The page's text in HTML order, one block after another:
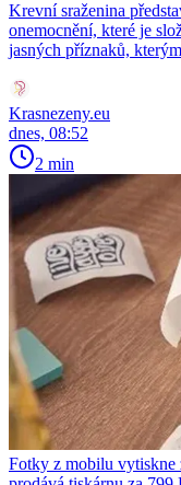
Krevní sraženina
onemocnění, které je
jasných příznaků,
Krasnezeny.eu
dnes, 08:52
2 min
Fotky z mobilu vytiskne